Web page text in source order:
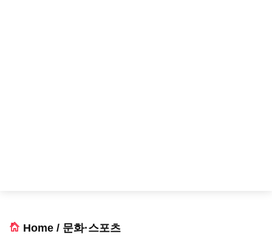
Home / 문화·스포츠